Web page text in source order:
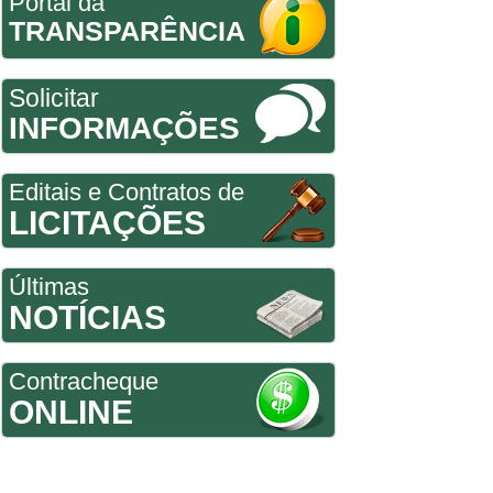
TRANSPARÊNCIA
Solicitar
INFORMAÇÕES
Editais e Contratos de
LICITAÇÕES
Últimas
NOTÍCIAS
Contracheque
ONLINE